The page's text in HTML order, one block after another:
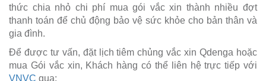
thức chia nhỏ chi phí mua gói vắc xin thành nhiều đợt
thanh toán để chủ động bảo vệ sức khỏe cho bản thân và
gia đình.
Để được tư vấn, đặt lịch tiêm chủng vắc xin Qdenga hoặc
mua Gói vắc xin, Khách hàng có thể liên hệ trực tiếp với
VNVC qua: